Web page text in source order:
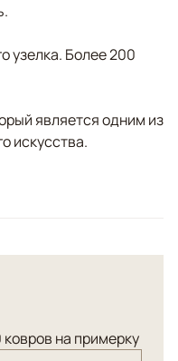
узелка. Более 200
является одним из
искусства.
на примерку